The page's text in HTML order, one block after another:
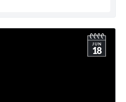
JUN
18